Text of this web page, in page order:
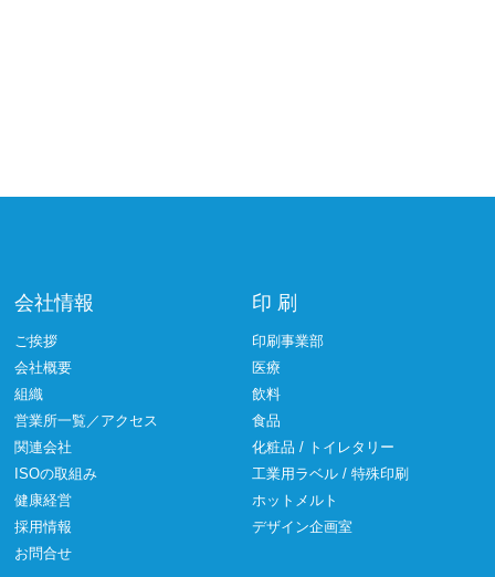
会社情報
ご挨拶
会社概要
組織
営業所一覧／アクセス
関連会社
ISOの取組み
健康経営
採用情報
お問合せ
印 刷
印刷事業部
医療
飲料
食品
化粧品 / トイレタリー
工業用ラベル / 特殊印刷
ホットメルト
デザイン企画室